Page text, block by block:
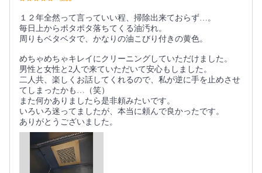
１２年全然って言っていい程、掃除出来ておらず…。
毎日上からポタポタ落ちてくる油汚れ。
周りもベタベタで、かなりの油こびり付きの黄色。
めちゃめちゃキレイにクリーニングしていただけました。
男性と女性と2人で来ていただいて安心もしました。
二人共、楽しくお話してくれるので、私が逆に手を止めさせ
てしまったかも…（笑）
また何かありましたら是非頼みたいです。
いろいろ迷ってましたが、本当に頼んで良かったです。
ありがとうございました。